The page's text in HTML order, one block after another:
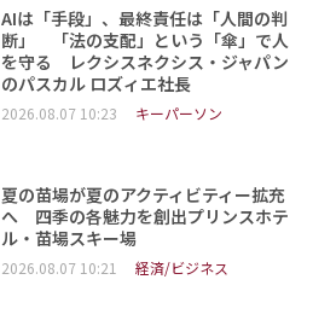
AIは「手段」、最終責任は「人間の判
断」 「法の支配」という「傘」で人
を守る レクシスネクシス・ジャパン
のパスカル ロズィエ社長
2026.08.07 10:23 キーパーソン
夏の苗場が夏のアクティビティー拡充
へ 四季の各魅力を創出プリンスホテ
ル・苗場スキー場
2026.08.07 10:21 経済/ビジネス